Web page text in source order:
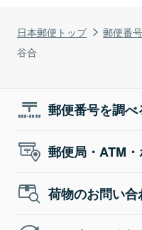
日本郵便トップ 郵便番
谷合
郵便番号を調べ
郵便局・ATM
荷物のお問い合